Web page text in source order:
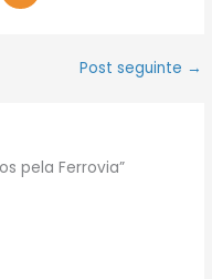
Post seguinte →
pela Ferrovia”